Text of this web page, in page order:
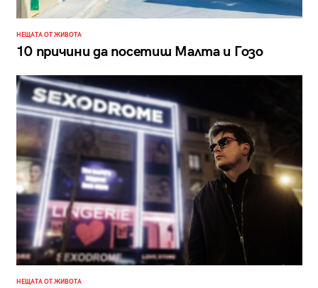
НЕЩАТА ОТ ЖИВОТА
10 причини да посетиш Малта и Гозо
НЕЩАТА ОТ ЖИВОТА